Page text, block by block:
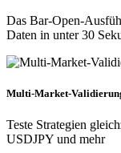
Das Bar-Open-
Daten in unter 30
Multi-Market-
Teste Strategien
USDJPY und mehr